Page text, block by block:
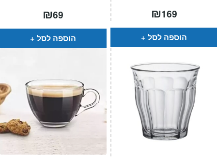
₪69
הוספה לסל
₪169
הוספה לסל